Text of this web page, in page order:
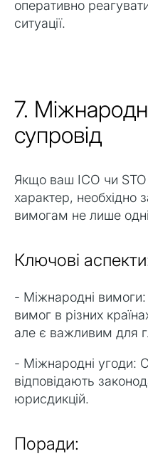
оперативно
ситуації.
7.
супровід
Якщо ваш ICO чи
характер, необхідно
вимогам не лише
Ключові
- Міжнародні
вимог в різних
але є важливим для
- Міжнародні угоди:
відповідають
юрисдикцій.
Поради: